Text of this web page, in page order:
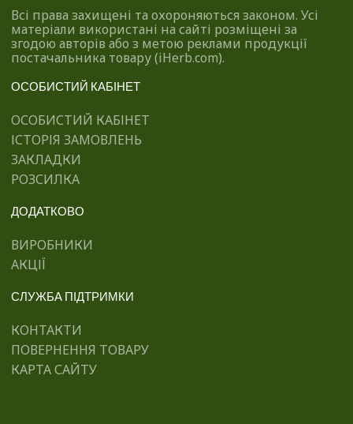
Всі права захищені та охороняються законом. Усі
матеріали використані на сайті розміщені за
згодою авторів або з метою реклами продукції
постачальника товару (iHerb.com).
ОСОБИСТИЙ КАБІНЕТ
ОСОБИСТИЙ КАБІНЕТ
ІСТОРІЯ ЗАМОВЛЕНЬ
ЗАКЛАДКИ
РОЗСИЛКА
ДОДАТКОВО
ВИРОБНИКИ
АКЦІЇ
СЛУЖБА ПІДТРИМКИ
КОНТАКТИ
ПОВЕРНЕННЯ ТОВАРУ
КАРТА САЙТУ